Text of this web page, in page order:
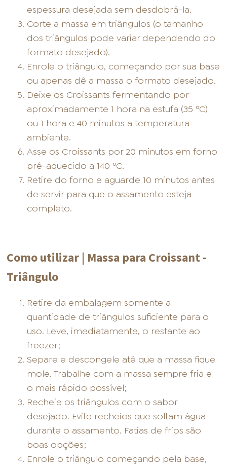
espessura desejada sem desdobrá-la.
Corte a massa em triângulos (o tamanho
dos triângulos pode variar dependendo do
formato desejado).
Enrole o triângulo, começando por sua base
ou apenas dê a massa o formato desejado.
Deixe os Croissants fermentando por
aproximadamente 1 hora na estufa (35 ºC)
ou 1 hora e 40 minutos a temperatura
ambiente.
Asse os Croissants por 20 minutos em forno
pré-aquecido a 140 ºC.
Retire do forno e aguarde 10 minutos antes
de servir para que o assamento esteja
completo.
Como utilizar | Massa para Croissant -
Triângulo
Retire da embalagem somente a
quantidade de triângulos suficiente para o
uso. Leve, imediatamente, o restante ao
freezer;
Separe e descongele até que a massa fique
mole. Trabalhe com a massa sempre fria e
o mais rápido possível;
Recheie os triângulos com o sabor
desejado. Evite recheios que soltam água
durante o assamento. Fatias de frios são
boas opções;
Enrole o triângulo começando pela base,